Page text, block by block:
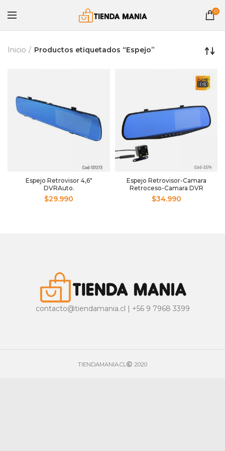
0
Inicio Productos etiquetados “Espejo”
Espejo Retrovisor 4,6″
DVRAuto.
$29.990
Espejo Retrovisor-Camara
Retroceso-Camara DVR
Pantalla 4.3”
$34.990
contacto@tiendamania.cl | +56 9 7968 3399
TIENDAMANIA.CL 2020